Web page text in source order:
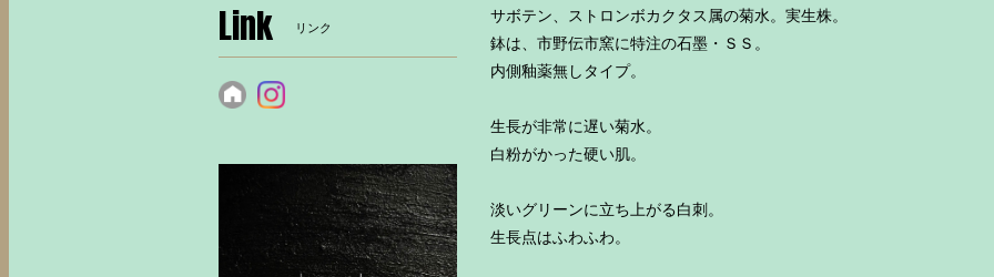
サボテン、ストロンボカクタス属の菊水。実生株。
鉢は、市野伝市窯に特注の石墨・ＳＳ。
内側釉薬無しタイプ。
生長が非常に遅い菊水。
白粉がかった硬い肌。
淡いグリーンに立ち上がる白刺。
生長点はふわふわ。
Link リンク